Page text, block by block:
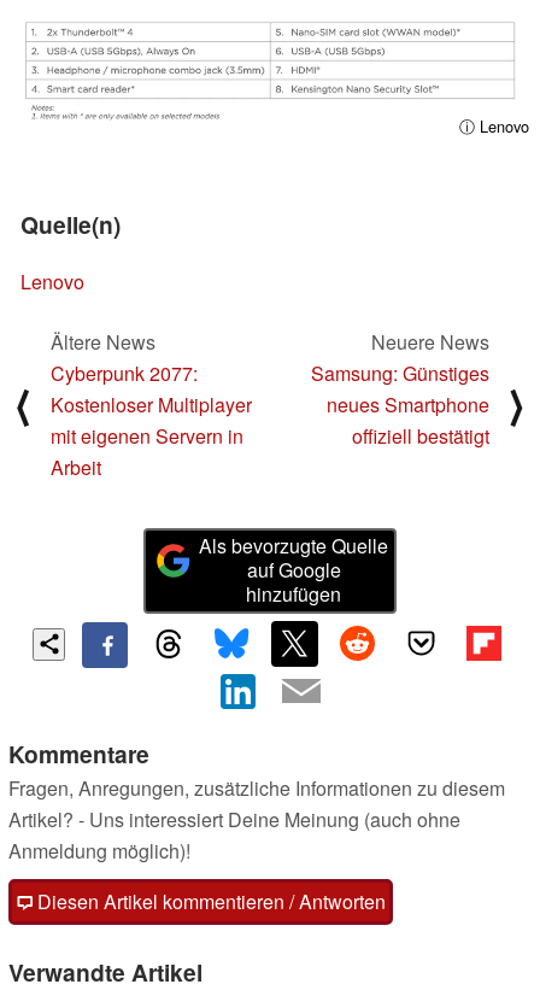
ⓘ Lenovo
Quelle(n)
Lenovo
⟨
Ältere News
Cyberpunk 2077:
Kostenloser Multiplayer
mit eigenen Servern in
Arbeit
Neuere News
Samsung: Günstiges
neues Smartphone
offiziell bestätigt
⟩
Als bevorzugte Quelle
auf Google
hinzufügen
Kommentare
Fragen, Anregungen, zusätzliche Informationen zu diesem
Artikel? - Uns interessiert Deine Meinung (auch ohne
Anmeldung möglich)!
Diesen Artikel kommentieren / Antworten
Verwandte Artikel